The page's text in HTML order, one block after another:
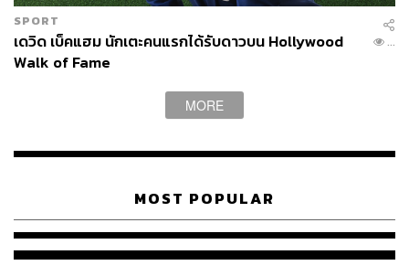
สื่อตีข่าว หลุยส์ ซัวเรซ จ่อซบยูเวนตุสเต็มที
ดาวยิงวัย 33 ปี คือหนึ่งในนักเตะที่ไม่ได้อยู่ในแผนการทำทีม
ล่าสุด มีรายงานจาก Goal ระบุว่า ตอนนี้ซัวเรซใกล้ได้ข้อสรุป
เรื่องหาต้นสังกัดใหม่ได้แล้ว ซึ่งทีมดังกล่าวคือ ยูเวนตุส จาก
เซเรีย อา อิตาลี เบื้องต้นคาดว่า ดาวยิงทีมชาติอุรุกกวัย จะ
SPORT
เดวิด เบ็คแฮม นักเตะคนแรกได้รับดาวบน Hollywood
Walk of Fame
...
MORE
MOST POPULAR